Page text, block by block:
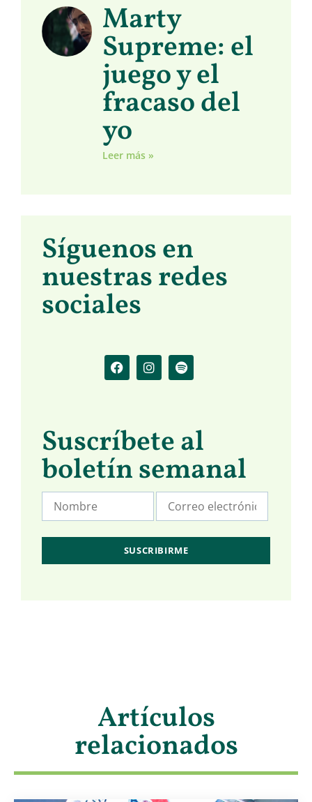
Marty
Supreme: el
juego y el
fracaso del
yo
Leer más »
Síguenos en
nuestras redes
sociales
Suscríbete al
boletín semanal
Artículos
relacionados